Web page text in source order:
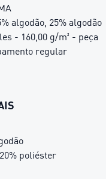
algodão, 25% algodão
- 160,00 g/m² - peça
regular
poliéster